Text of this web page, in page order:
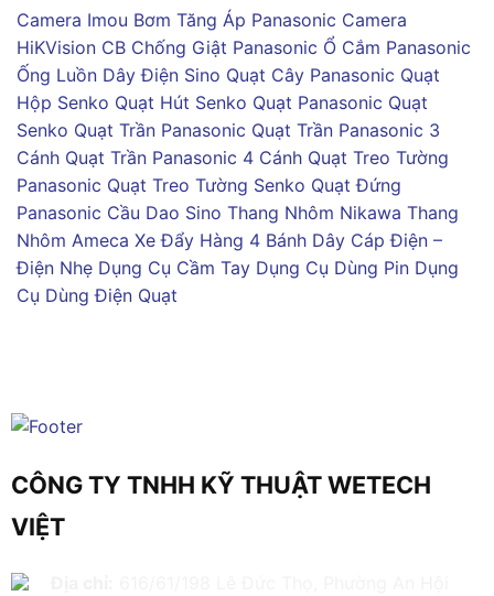
Camera Imou Bơm Tăng Áp Panasonic Camera
HiKVision CB Chống Giật Panasonic Ổ Cắm Panasonic
Ống Luồn Dây Điện Sino Quạt Cây Panasonic Quạt
Hộp Senko Quạt Hút Senko Quạt Panasonic Quạt
Senko Quạt Trần Panasonic Quạt Trần Panasonic 3
Cánh Quạt Trần Panasonic 4 Cánh Quạt Treo Tường
Panasonic Quạt Treo Tường Senko Quạt Đứng
Panasonic Cầu Dao Sino Thang Nhôm Nikawa Thang
Nhôm Ameca Xe Đẩy Hàng 4 Bánh Dây Cáp Điện –
Điện Nhẹ Dụng Cụ Cầm Tay Dụng Cụ Dùng Pin Dụng
Cụ Dùng Điện Quạt
CÔNG TY TNHH KỸ THUẬT WETECH
VIỆT